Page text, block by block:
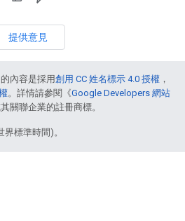
提供意見
內容是採用創用 CC 姓名標示 4.0 授權 ，
。詳情請參閱《Google Developers 網站
關聯企業的註冊商標。
標準時間)。